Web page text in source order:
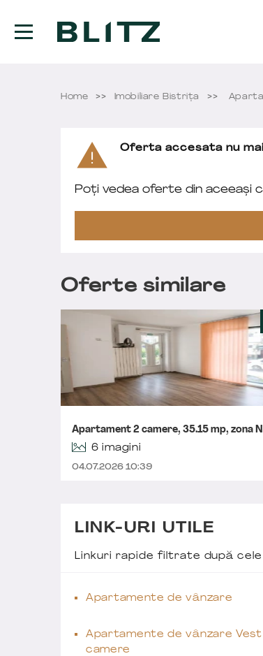
Home Imobiliare Bistriţa
Oferta accesata nu
Poți vedea oferte din aceeași
Oferte similare
Apartament 2 camere, 35.15 mp, zona
6 imagini
04.07.2026 10:39
LINK-URI UTILE
Linkuri rapide filtrate după
Apartamente de vânzare
Apartamente de vânzare Vest
camere